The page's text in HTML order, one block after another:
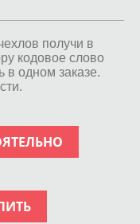
получи в
кодовое слово
в одном заказе.